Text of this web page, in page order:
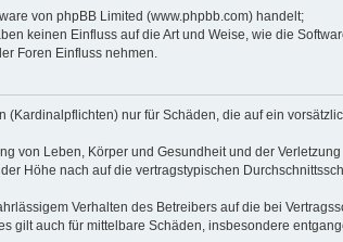
von phpBB Limited (www.phpbb.com) handelt;
keinen Einfluss auf die Art und Weise, wie die
Foren Einfluss nehmen.
(Kardinalpflichten) nur für Schäden, die auf ein
von Leben, Körper und Gesundheit und der Verletzung
Höhe nach auf die vertragstypischen
Verhalten des Betreibers auf die bei
gilt auch für mittelbare Schäden, insbesondere